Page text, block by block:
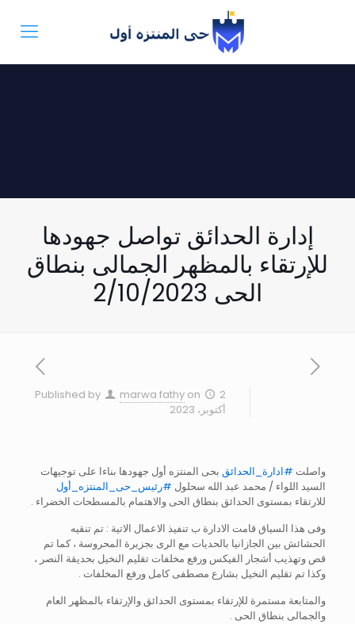
إدارة الحدائق تواصل جهودها
للإرتقاء بالمظهر الجمالى بنطاق
الحى 2/10/2023
Published by marwa fathy on
2
أكتوبر، 2023
واصلت #ادارة_الحدائقبحى المنتزه أول جهودها بناءا على توجيهات
السيد اللواء / محمد عبد الله سحلول #رئيس_حى_المنتزه_أول
للارتقاء بمستوى الحدائق بنطاق الحى والاهتمام بالمسطحات الخضراء .
وفى هذا السياق قامت الادارة ب تنفيذ الاعمال الاتية : تم تنقيه
الحشائش بين الجازانيا بالحديات مع الرى بجزيرة المحروسة ، كما تم
قص وتهذيب أشجار الفيكس ورفع مخلفات تقليم النخيل بحديقة النصر ،
وكذا تم تقليم النخيل بشارع مصطفى كامل ورفع المخلفات .
والمتابعة مستمرة للإرتقاء بمستوى الحدائق والإرتقاء بالمظهر العام
والجمالى بنطاق الحى .